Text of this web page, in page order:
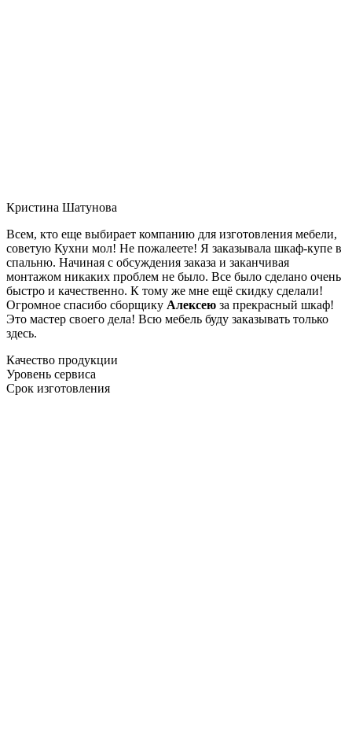
Кристина Шатунова
Всем, кто еще выбирает компанию для изготовления мебели,
советую Кухни мол! Не пожалеете! Я заказывала шкаф-купе в
спальню. Начиная с обсуждения заказа и заканчивая
монтажом никаких проблем не было. Все было сделано очень
быстро и качественно. К тому же мне ещё скидку сделали!
Огромное спасибо сборщику Алексею за прекрасный шкаф!
Это мастер своего дела! Всю мебель буду заказывать только
здесь.
Качество продукции
Уровень сервиса
Срок изготовления